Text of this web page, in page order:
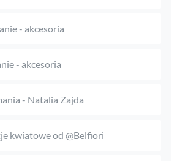
- akcesoria
- akcesoria
- Natalia Zajda
kwiatowe od @Belfiori